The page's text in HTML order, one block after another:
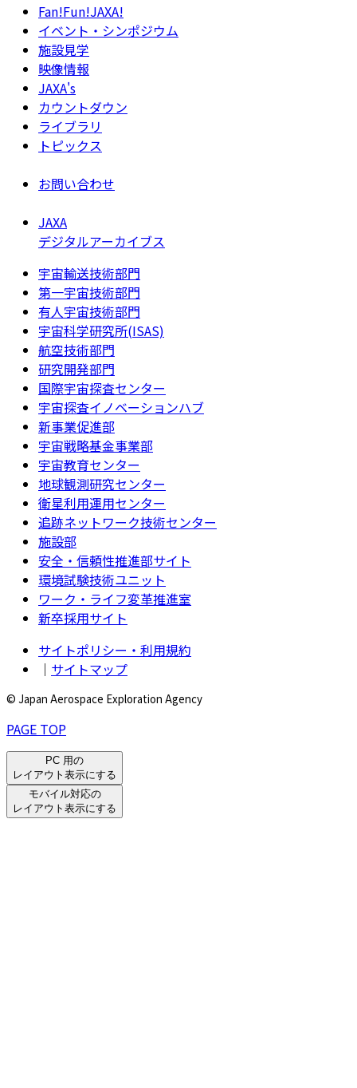
Fan!Fun!JAXA!
イベント・シンポジウム
施設見学
映像情報
JAXA's
カウントダウン
ライブラリ
トピックス
お問い合わせ
JAXA
デジタルアーカイブス
宇宙輸送技術部門
第一宇宙技術部門
有人宇宙技術部門
宇宙科学研究所(ISAS)
航空技術部門
研究開発部門
国際宇宙探査センター
宇宙探査イノベーションハブ
新事業促進部
宇宙戦略基金事業部
宇宙教育センター
地球観測研究センター
衛星利用運用センター
追跡ネットワーク技術センター
施設部
安全・信頼性推進部サイト
環境試験技術ユニット
ワーク・ライフ変革推進室
新卒採用サイト
サイトポリシー・利用規約
｜ サイトマップ
© Japan Aerospace Exploration Agency
PAGE TOP
PC 用の
レイアウト表示にする
モバイル対応の
レイアウト表示にする